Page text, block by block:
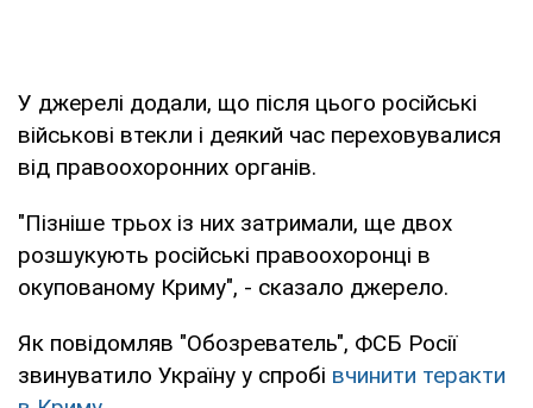
У джерелі додали, що після цього російські
військові втекли і деякий час переховувалися
від правоохоронних органів.
"Пізніше трьох із них затримали, ще двох
розшукують російські правоохоронці в
окупованому Криму", - сказало джерело.
Як повідомляв "Обозреватель", ФСБ Росії
звинуватило Україну у спробі вчинити теракти